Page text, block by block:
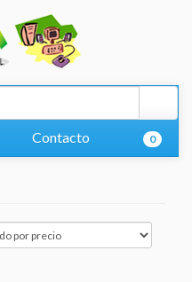
Contacto 0